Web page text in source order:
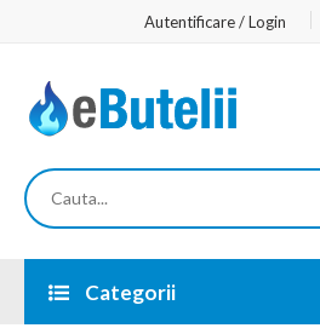
Autentificare / Login
Categorii